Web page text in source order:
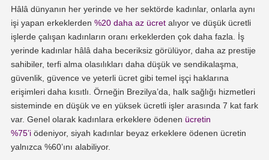
Hâlâ dünyanın her yerinde ve her sektörde kadınlar, onlarla aynı
işi yapan erkeklerden %20 daha az ücretalıyor ve düşük ücretli
işlerde çalışan kadınların oranı erkeklerden çok daha fazla. İş
yerinde kadınlar hâlâ daha beceriksiz görülüyor, daha az prestije
sahibiler, terfi alma olasılıkları daha düşük ve sendikalaşma,
güvenlik, güvence ve yeterli ücret gibi temel işçi haklarına
erişimleri daha kısıtlı. Örneğin Brezilya’da, halk sağlığı hizmetleri
sisteminde en düşük ve en yüksek ücretli işler arasında 7 kat fark
var. Genel olarak kadınlara erkeklere ödenen ücretin
%75’iödeniyor, siyah kadınlar beyaz erkeklere ödenen ücretin
yalnızca %60’ını alabiliyor.